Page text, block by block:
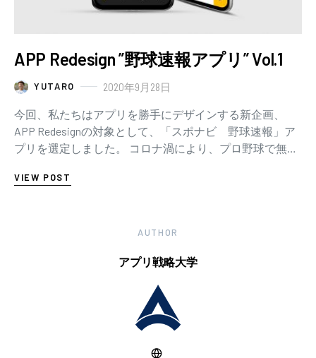
APP Redesign ”野球速報アプリ” Vol.1
YUTARO 2020年9月28日
今回、私たちはアプリを勝手にデザインする新企画、
APP Redesignの対象として、「スポナビ 野球速報」ア
プリを選定しました。 コロナ渦により、プロ野球で無観
VIEW POST
AUTHOR
アプリ戦略大学